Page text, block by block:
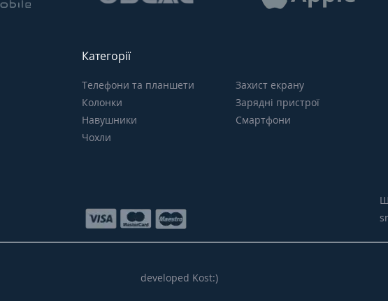
Категорії
Телефони та планшети
Колонки
Навушники
Чохли
Захист екрану
Зарядні пристрої
Смартфони
developed Kost:)